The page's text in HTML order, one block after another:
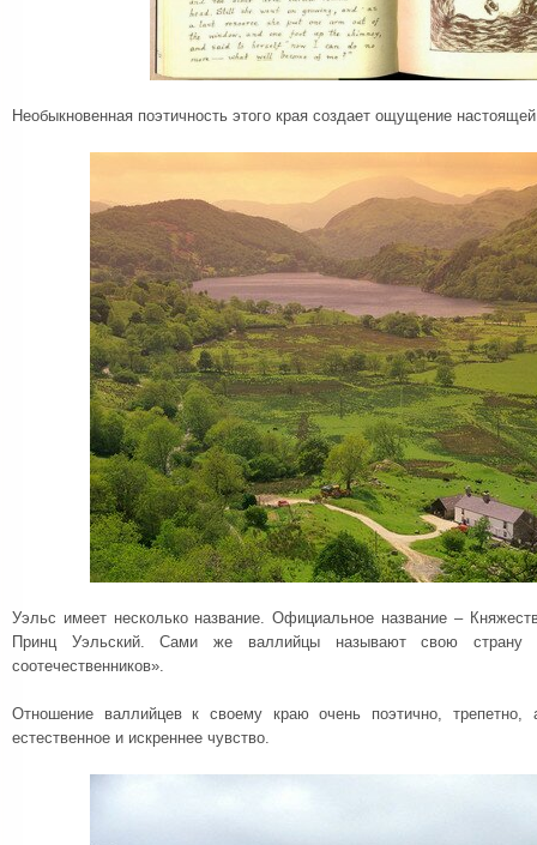
Необыкновенная поэтичность этого края создает ощущение
Уэльс имеет несколько название. Официальное название –
Принц Уэльский. Сами же валлийцы называют свою страну
соотечественников».
Отношение валлийцев к своему краю очень поэтично,
естественное и искреннее чувство.